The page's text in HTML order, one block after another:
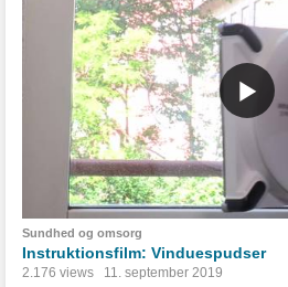
Sundhed og omsorg
Instruktionsfilm: Vinduespudser
2.176 views 11. september 2019